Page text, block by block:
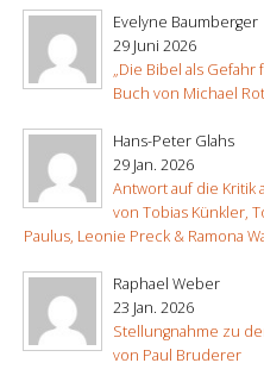
Evelyne Baumberger
29 Juni 2026
„Die Bibel als Gefahr
Buch von Michael
Hans-Peter Glahs
29 Jan. 2026
Antwort auf die Kritik
von Tobias Künkler,
Paulus, Leonie Preck & Ramona
Raphael Weber
23 Jan. 2026
Stellungnahme zu
von Paul Bruderer